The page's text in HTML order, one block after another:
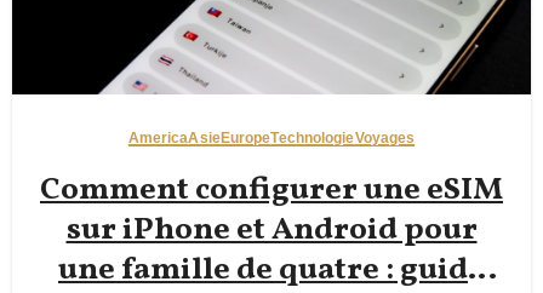
AmericaAsieEuropeTechnologieVoyages
Comment configurer une eSIM
sur iPhone et Android pour
une famille de quatre : guide